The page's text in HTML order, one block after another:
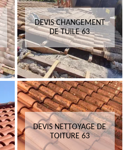
DEVIS CHANGEMENT
DE TUILE 63
DEVIS NETTOYAGE DE
TOITURE 63